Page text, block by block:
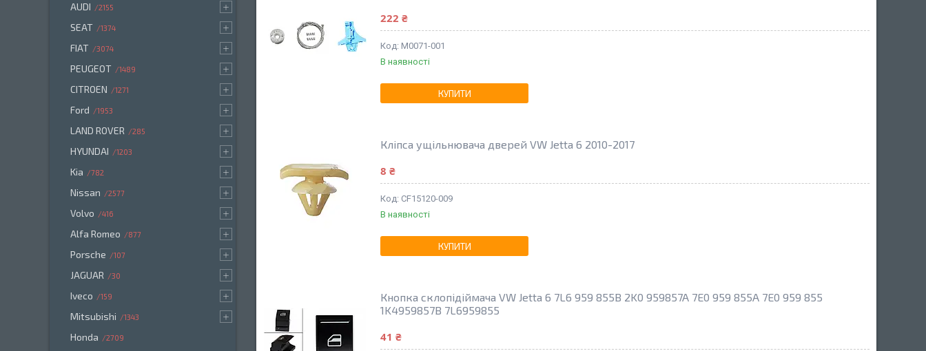
222 ₴
M0071-001
В наявності
КУПИТИ
Кліпса ущільнювача дверей VW Jetta 6 2010-2017
8 ₴
CF15120-009
В наявності
КУПИТИ
Кнопка склопідіймача VW Jetta 6 7L6 959 855B 2K0 959857A 7E0 959 855A 7E0 959 855
1K4959857B 7L6959855
41 ₴
AUDI 2155
SEAT 1374
FIAT 3074
PEUGEOT 1489
CITROEN 1271
Ford 1953
LAND ROVER 285
HYUNDAI 1203
Kia 782
Nissan 2577
Volvo 416
Alfa Romeo 877
Porsche 107
JAGUAR 30
Iveco 159
Mitsubishi 1343
Honda 2709